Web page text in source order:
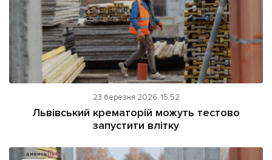
Погляди
Ініціативи
Лонгріди
[email protected] Реклама на сайті
23 березня 2026, 15:52
Львівський крематорій можуть тестово
запустити влітку